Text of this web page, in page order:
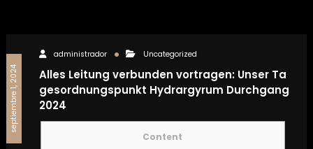
septiembre 1, 2024
administrador Uncategorized
Alles Leitung verbunden vortragen: Unser Ta
gesordnungspunkt Hydrargyrum Durchgang
2024
Content